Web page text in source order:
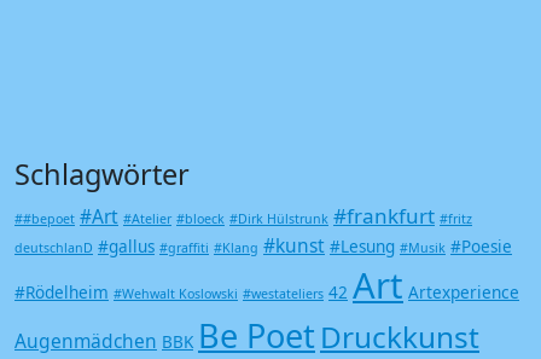
Schlagwörter
##bepoet #Art #Atelier #bloeck #Dirk Hülstrunk #frankfurt #fritz
deutschlanD #gallus #graffiti #Klang #kunst #Lesung #Musik #Poesie
#Rödelheim #Wehwalt Koslowski #westateliers 42 Art Artexperience
Augenmädchen BBK Be Poet Druckkunst